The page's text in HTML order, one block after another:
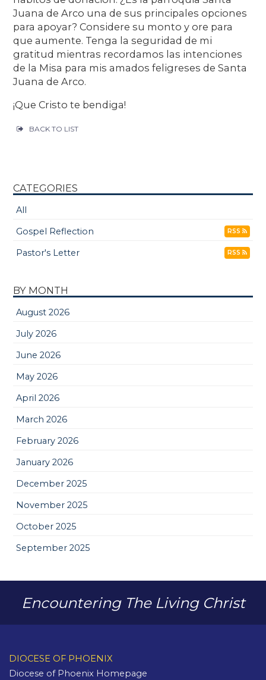
Juana de Arco una de sus principales opciones
para apoyar? Considere su monto y ore para
que aumente. Tenga la seguridad de mi
gratitud mientras recordamos las intenciones
de la Misa para mis amados feligreses de Santa
Juana de Arco.
¡Que Cristo te bendiga!
BACK TO LIST
CATEGORIES
All
Gospel Reflection
RSS
Pastor's Letter RSS
BY MONTH
August 2026
July 2026
June 2026
May 2026
April 2026
March 2026
February 2026
January 2026
December 2025
November 2025
October 2025
September 2025
Encountering The Living Christ
DIOCESE OF PHOENIX
Diocese of Phoenix Homepage